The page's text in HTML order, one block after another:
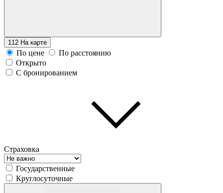
112 На карте
По цене
По расстоянию
Открыто
С бронированием
Страховка
Государственные
Круглосуточные